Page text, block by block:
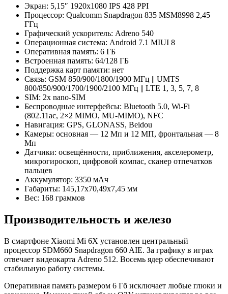
Экран: 5,15″ 1920х1080 IPS 428 PPI
Процессор: Qualcomm Snapdragon 835 MSM8998 2,45
ГГц
Графический ускоритель: Adreno 540
Операционная система: Android 7.1 MIUI 8
Оперативная память: 6 ГБ
Встроенная память: 64/128 ГБ
Поддержка карт памяти: нет
Связь: GSM 850/900/1800/1900 МГц || UMTS
800/850/900/1700/1900/2100 МГц || LTE 1, 3, 5, 7, 8
SIM: 2х nano-SIM
Беспроводные интерфейсы: Bluetooth 5.0, Wi-Fi
(802.11ac, 2×2 MIMO, MU-MIMO), NFC
Навигация: GPS, GLONASS, Beidou
Камеры: основная — 12 Мп и 12 МП, фронтальная — 8
Мп
Датчики: освещённости, приближения, акселерометр,
микрогироскоп, цифровой компас, сканер отпечатков
пальцев
Аккумулятор: 3350 мАч
Габариты: 145,17х70,49х7,45 мм
Вес: 168 граммов
Производительность и железо
В смартфоне Xiaomi Mi 6Х установлен центральный
процессор SDM660 Snapdragon 660 AIE. За графику в играх
отвечает видеокарта Adreno 512. Восемь ядер обеспечивают
стабильную работу системы.
Оперативная память размером 6 Гб исключает любые глюки и